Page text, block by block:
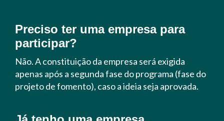
Preciso ter uma empresa para
participar?
Não. A constituição da empresa será exigida
apenas após a segunda fase do programa (fase do
projeto de fomento), caso a ideia seja aprovada.